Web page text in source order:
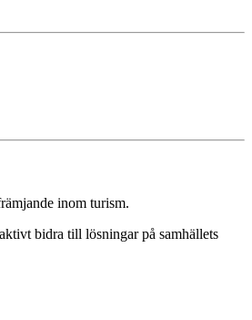
inom turism.
bidra till lösningar på samhällets